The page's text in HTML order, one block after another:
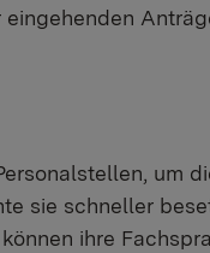
um
sie schneller
ihre